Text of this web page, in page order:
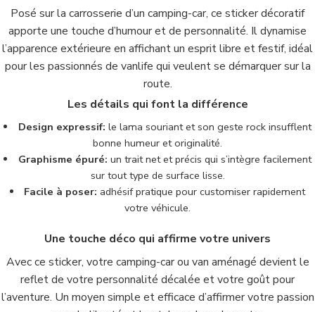
Posé sur la carrosserie d’un camping-car, ce sticker décoratif
apporte une touche d’humour et de personnalité. Il dynamise
l’apparence extérieure en affichant un esprit libre et festif, idéal
pour les passionnés de vanlife qui veulent se démarquer sur la
route.
Les détails qui font la différence
Design expressif: le lama souriant et son geste rock insufflent
bonne humeur et originalité.
Graphisme épuré: un trait net et précis qui s’intègre facilement
sur tout type de surface lisse.
Facile à poser: adhésif pratique pour customiser rapidement
votre véhicule.
Une touche déco qui affirme votre univers
Avec ce sticker, votre camping-car ou van aménagé devient le
reflet de votre personnalité décalée et votre goût pour
l’aventure. Un moyen simple et efficace d’affirmer votre passion